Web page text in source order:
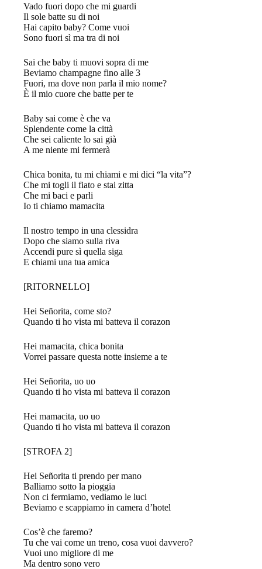
Vado fuori dopo che mi guardi
Il sole batte su di noi
Hai capito baby? Come vuoi
Sono fuori sì ma tra di noi
Sai che baby ti muovi sopra di me
Beviamo champagne fino alle 3
Fuori, ma dove non parla il mio nome?
È il mio cuore che batte per te
Baby sai come è che va
Splendente come la città
Che sei caliente lo sai già
A me niente mi fermerà
Chica bonita, tu mi chiami e mi dici “la vita”?
Che mi togli il fiato e stai zitta
Che mi baci e parli
Io ti chiamo mamacita
Il nostro tempo in una clessidra
Dopo che siamo sulla riva
Accendi pure sì quella siga
E chiami una tua amica
[RITORNELLO]
Hei Señorita, come sto?
Quando ti ho vista mi batteva il corazon
Hei mamacita, chica bonita
Vorrei passare questa notte insieme a te
Hei Señorita, uo uo
Quando ti ho vista mi batteva il corazon
Hei mamacita, uo uo
Quando ti ho vista mi batteva il corazon
[STROFA 2]
Hei Señorita ti prendo per mano
Balliamo sotto la pioggia
Non ci fermiamo, vediamo le luci
Beviamo e scappiamo in camera d’hotel
Cos’è che faremo?
Tu che vai come un treno, cosa vuoi davvero?
Vuoi uno migliore di me
Ma dentro sono vero